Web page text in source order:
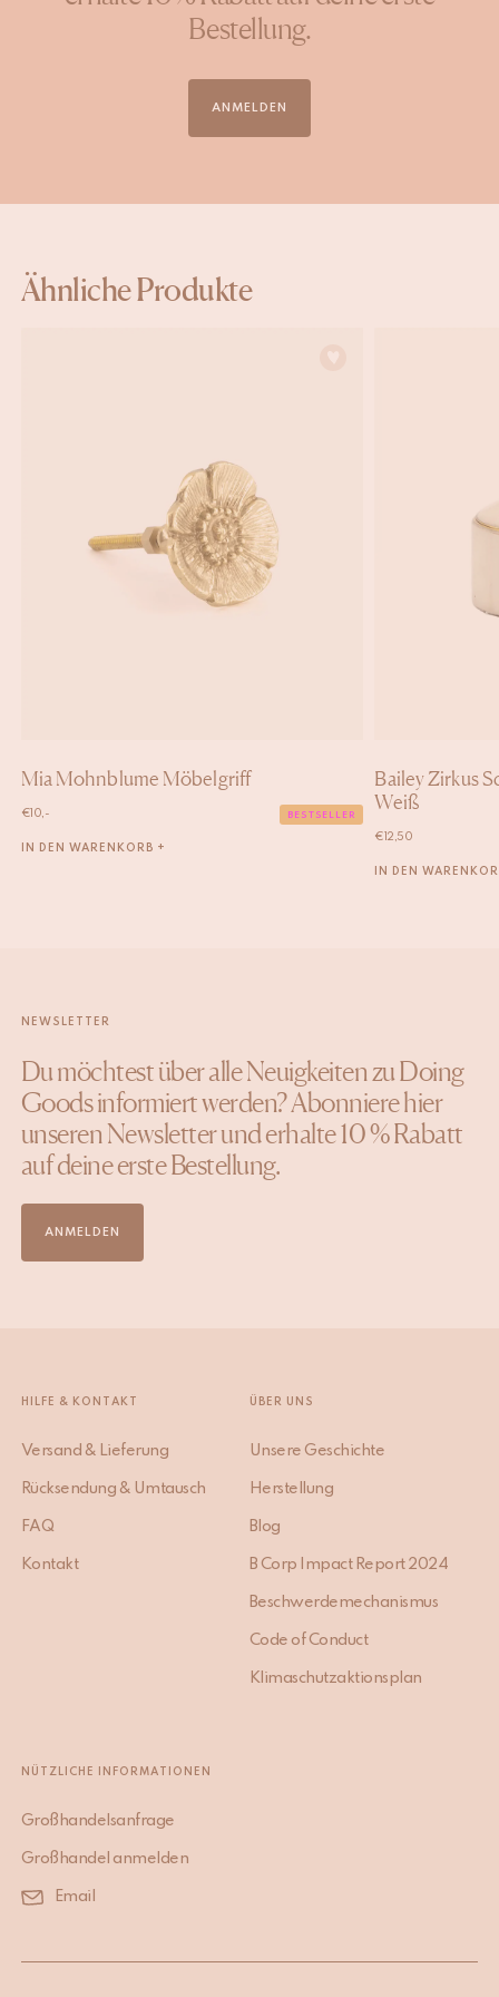
Bestellung.
ANMELDEN
Ähnliche Produkte
Mia Mohnblume Möbelgriff
€ 10,- BESTSELLER
IN DEN WARENKORB +
Bailey Zirkus
Weiß
€ 12,50
IN DEN
NEWSLETTER
Du möchtest über alle Neuigkeiten zu Doing
Goods informiert werden? Abonniere hier
unseren Newsletter und erhalte 10 % Rabatt
auf deine erste Bestellung.
ANMELDEN
HILFE & KONTAKT
Versand & Lieferung
Rücksendung & Umtausch
FAQ
Kontakt
ÜBER UNS
Unsere Geschichte
Herstellung
Blog
B Corp Impact Report 2024
Beschwerdemechanismus
Code of Conduct
Klimaschutzaktionsplan
NÜTZLICHE INFORMATIONEN
Großhandelsanfrage
Großhandel anmelden
Email